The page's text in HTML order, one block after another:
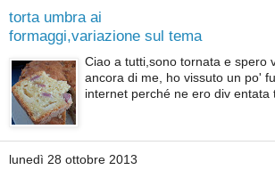
torta umbra ai
formaggi,variazione sul tema
Ciao a tutti,sono tornata e spero
ancora di me, ho vissuto un po'
internet perché ne ero div entata
lunedì 28 ottobre 2013